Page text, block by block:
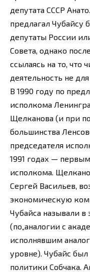
депутата СССР
предлагал Чубайсу
депутаты России
Совета, однако
ссылаясь на то, что
деятельность не для
В 1990 году по
исполкома
Щелканова (и при
большинства
председателя
1991 годах —
исполкома.
Сергей Васильев,
экономическую
Чубайса называли
(по„аналогии с
исполнявшим
уровне). Чубайс
политики Собчака.